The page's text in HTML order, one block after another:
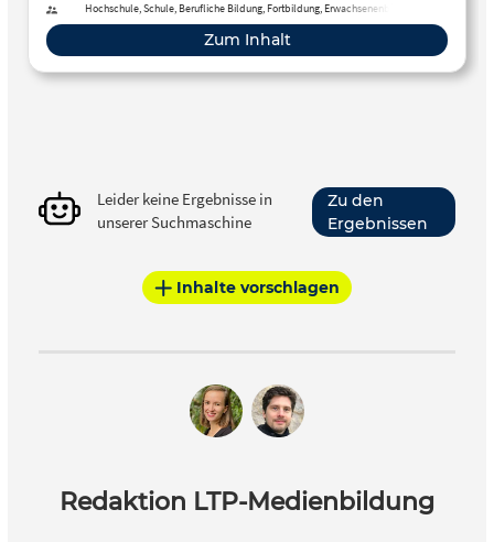
Hochschule, Schule, Berufliche Bildung, Fortbildung, Erwachsenenbildung,
Fernunterricht
Zum Inhalt
Leider keine Ergebnisse in
unserer Suchmaschine
Zu den
Ergebnissen
Inhalte vorschlagen
Redaktion LTP-Medienbildung